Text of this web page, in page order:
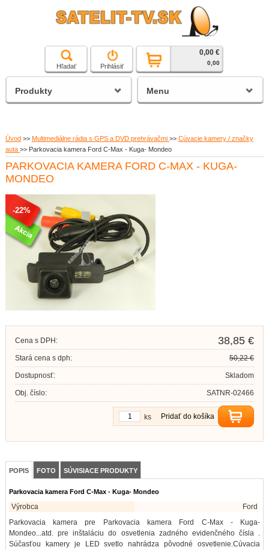
čierna a biela technika
satelitné prijímače
Hľadať Prihlásiť
0,00 €
0,00
Úvod >> Multimediálne rádia s GPS a DVD prehrávačmi >> Cúvacie kamery / značky
auta >> Parkovacia kamera Ford C-Max - Kuga- Mondeo
PARKOVACIA KAMERA FORD C-MAX - KUGA-
MONDEO
-22%
Cena s DPH: 38,85 €
Stará cena s dph: 50,22 €
Dostupnosť: Skladom
Obj. číslo: SATNR-02466
Pridať do košíka
ks
POPIS FOTO SÚVISIACE PRODUKTY
Parkovacia kamera Ford C-Max - Kuga- Mondeo
Výrobca
Ford
Parkovacia kamera pre Parkovacia kamera Ford C-Max - Kuga-
Mondeo...atd. pre inštaláciu do osvetlenia zadného evidenčného čísla .
Súčasťou kamery je LED svetlo nahrádza pôvodné osvetlenie.Cúvacia
Produkty Menu